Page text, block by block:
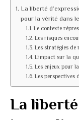
La liberté
pour la vérité dans
Le contexte
Les risques
Les stratégies de
L’impact sur la
Les enjeux pour
Les perspectives
La liberté